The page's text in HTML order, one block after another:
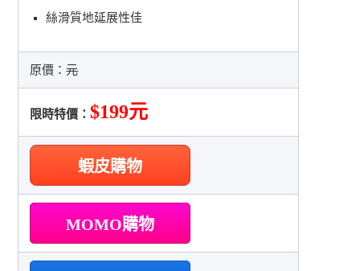
絲滑質地延展性佳
原價：元
限時特價：$199元
蝦皮購物
MOMO購物